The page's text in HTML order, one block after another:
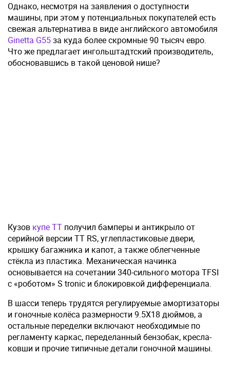
Однако, несмотря на заявления о доступности
машины, при этом у потенциальных покупателей есть
свежая альтернатива в виде английского автомобиля
Ginetta G55за куда более скромные 90 тысяч евро.
Что же предлагает ингольштадтский производитель,
обосновавшись в такой ценовой нише?
Кузов купе ТТ получил бамперы и антикрыло от
серийной версии TT RS, углепластиковые двери,
крышку багажника и капот, а также облегченные
стёкла из пластика. Механическая начинка
основывается на сочетании 340-сильного мотора TFSI
с «роботом» S tronic и блокировкой дифференциала.
В шасси теперь трудятся регулируемые амортизаторы
и гоночные колёса размерности 9.5Х18 дюймов, а
остальные переделки включают необходимые по
регламенту каркас, переделанный бензобак, кресла-
ковши и прочие типичные детали гоночной машины.